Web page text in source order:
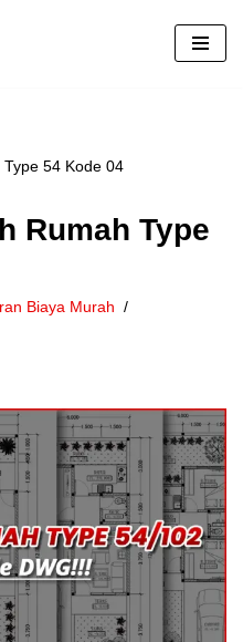
54 Kode 04
Rumah Type
Biaya Murah